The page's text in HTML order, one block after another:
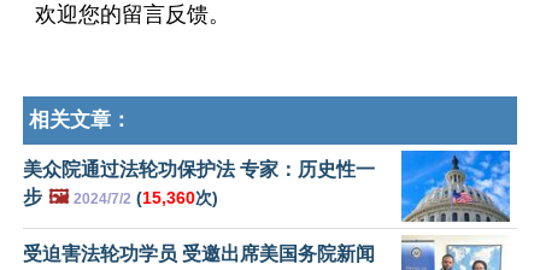
欢迎您的留言反馈。
相关文章：
美众院通过法轮功保护法 专家：历史性一
步 🖼️ 2024/7/2 (15,360次)
受迫害法轮功学员 受邀出席美国务院新闻